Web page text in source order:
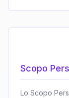
Scopo
Lo Scopo